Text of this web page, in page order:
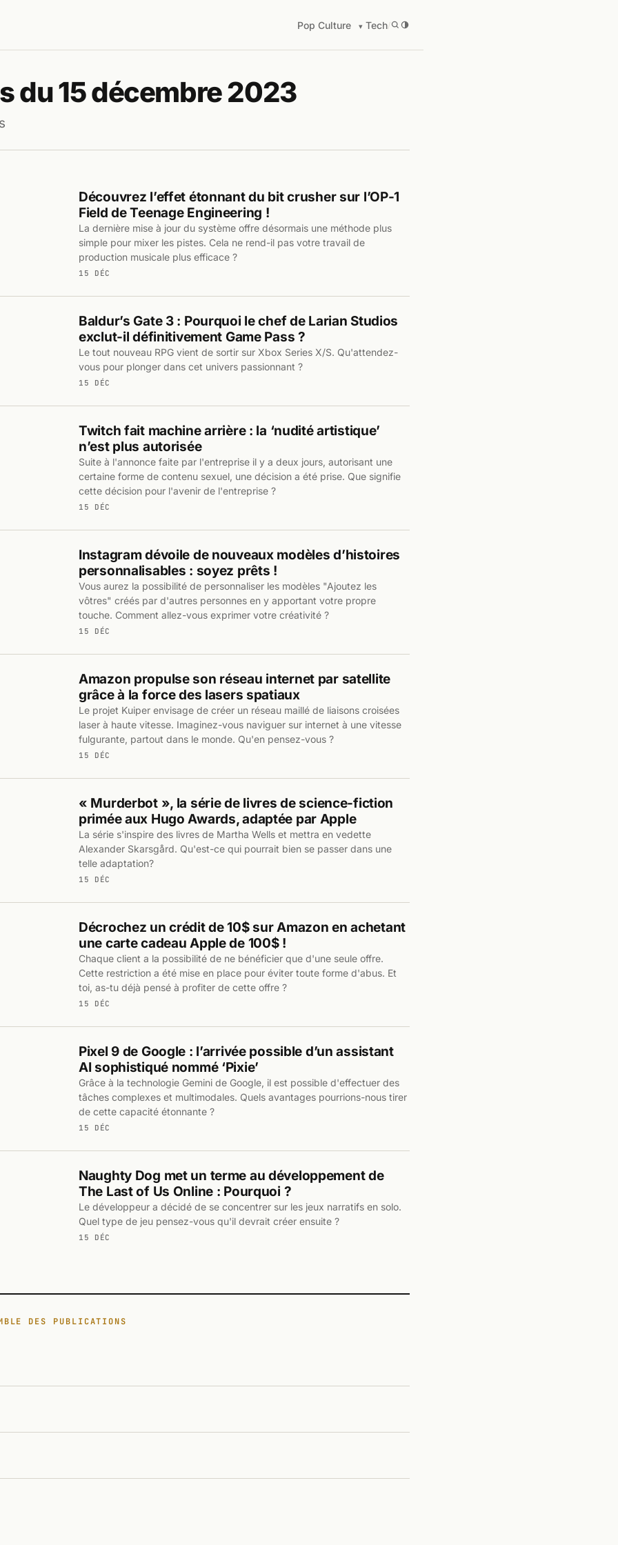
Pop Culture Tech/
du 15 décembre 2023
Découvrez l’effet étonnant du bit crusher sur l’OP-1
Field de Teenage Engineering !
La dernière mise à jour du système offre désormais une méthode plus
simple pour mixer les pistes. Cela ne rend-il pas votre travail de
production musicale plus efficace ?
15 DÉC
Baldur’s Gate 3 : Pourquoi le chef de Larian Studios
exclut-il définitivement Game Pass ?
Le tout nouveau RPG vient de sortir sur Xbox Series X/S. Qu'attendez-
vous pour plonger dans cet univers passionnant ?
15 DÉC
Twitch fait machine arrière : la ‘nudité artistique’
n’est plus autorisée
Suite à l'annonce faite par l'entreprise il y a deux jours, autorisant une
certaine forme de contenu sexuel, une décision a été prise. Que signifie
cette décision pour l'avenir de l'entreprise ?
15 DÉC
Instagram dévoile de nouveaux modèles d’histoires
personnalisables : soyez prêts !
Vous aurez la possibilité de personnaliser les modèles "Ajoutez les
vôtres" créés par d'autres personnes en y apportant votre propre
touche. Comment allez-vous exprimer votre créativité ?
15 DÉC
Amazon propulse son réseau internet par satellite
grâce à la force des lasers spatiaux
Le projet Kuiper envisage de créer un réseau maillé de liaisons croisées
laser à haute vitesse. Imaginez-vous naviguer sur internet à une vitesse
fulgurante, partout dans le monde. Qu'en pensez-vous ?
15 DÉC
« Murderbot », la série de livres de science-fiction
primée aux Hugo Awards, adaptée par Apple
La série s'inspire des livres de Martha Wells et mettra en vedette
Alexander Skarsgård. Qu'est-ce qui pourrait bien se passer dans une
telle adaptation?
15 DÉC
Décrochez un crédit de 10$ sur Amazon en achetant
une carte cadeau Apple de 100$ !
Chaque client a la possibilité de ne bénéficier que d'une seule offre.
Cette restriction a été mise en place pour éviter toute forme d'abus. Et
toi, as-tu déjà pensé à profiter de cette offre ?
15 DÉC
Pixel 9 de Google : l’arrivée possible d’un assistant
AI sophistiqué nommé ‘Pixie’
Grâce à la technologie Gemini de Google, il est possible d'effectuer des
tâches complexes et multimodales. Quels avantages pourrions-nous tirer
de cette capacité étonnante ?
15 DÉC
Naughty Dog met un terme au développement de
The Last of Us Online : Pourquoi ?
Le développeur a décidé de se concentrer sur les jeux narratifs en solo.
Quel type de jeu pensez-vous qu'il devrait créer ensuite ?
15 DÉC
DES PUBLICATIONS